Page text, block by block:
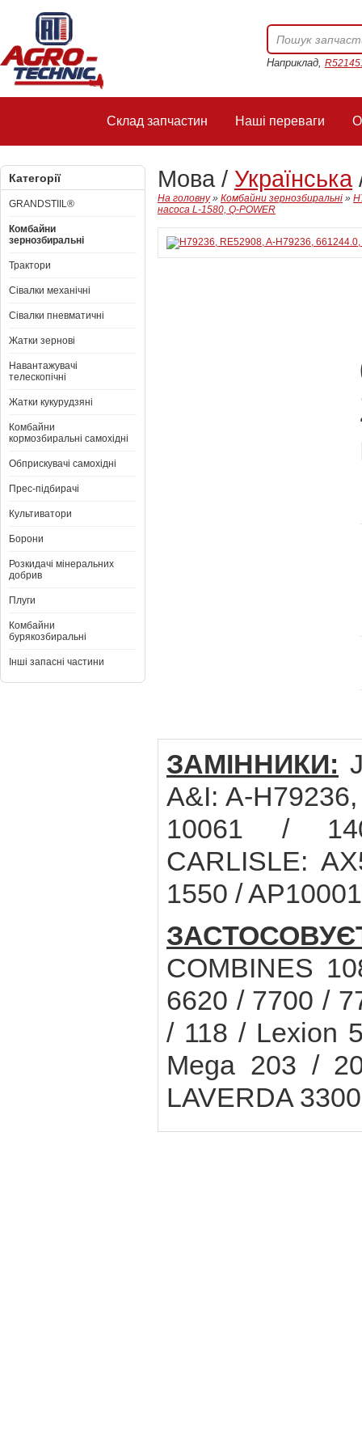
Наприклад,
Склад запчастин Наші переваги
Категорії
GRANDSTIIL®
Комбайни
зернозбиральні
Трактори
Сівалки механічні
Сівалки пневматичні
Жатки зернові
Навантажувачі
телескопічні
Жатки кукурудзяні
Комбайни
кормозбиральні самохідні
Обприскувачі самохідні
Прес-підбирачі
Культиватори
Борони
Розкидачі мінеральних
добрив
Плуги
Комбайни
бурякозбиральні
Інші запасні частини
Мова / Українська
На головну» Комбайни зернозбиральні »
насоса L-1580, Q-POWER
ЗАМІННИКИ:
A&I: A-
10061 /
CARLISLE:
1550 /
COMBINES
6620 / 7700 /
/ 118 / Lexion
Mega 203 /
LAVERDA 3300